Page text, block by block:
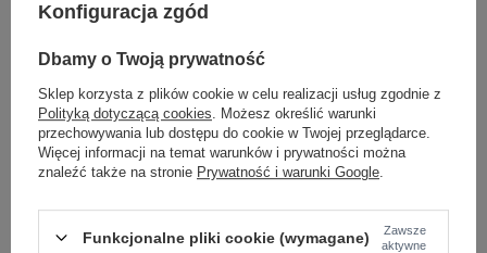
ciemny fioletowy
One size
ZALOGUJ SIĘ I ZOBACZ CENĘ
Masz pytanie? Chętnie pomożemy.
Konfiguracja zgód
Dbamy o Twoją prywatność
Sklep korzysta z plików cookie w celu realizacji usług zgodnie z
Polityką dotyczącą cookies . Możesz określić warunki
przechowywania lub dostępu do cookie w Twojej przeglądarce.
Więcej informacji na temat warunków i prywatności można
znaleźć także na stronie Prywatność i warunki Google
Funkcjonalne pliki cookie (wymagane)
Zawsze
aktywne